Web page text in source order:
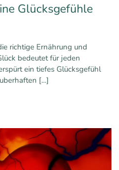
Glücksgefühle
richtige Ernährung und
bedeutet für jeden
ein tiefes Glücksgefühl
[…]